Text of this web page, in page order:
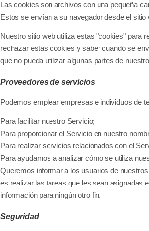
Las cookies son archivos con una pequeña
Estos se envían a su navegador desde el
Nuestro sitio web utiliza estas "cookies" para
rechazar estas cookies y saber cuándo se
que no pueda utilizar algunas partes de
Proveedores de servicios
Podemos emplear empresas e individuos de
Para facilitar nuestro Servicio;
Para proporcionar el Servicio en nuestro
Para realizar servicios relacionados con el
Para ayudarnos a analizar cómo se utiliza
Queremos informar a los usuarios de
es realizar las tareas que les sean asignadas
información para ningún otro fin.
Seguridad